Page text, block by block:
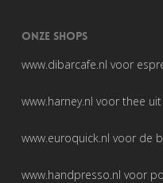
ONZE SHOPS
www.dibarcafe.nl voor
www.harney.nl voor thee uit
www.euroquick.nl voor de
www.handpresso.nl voor